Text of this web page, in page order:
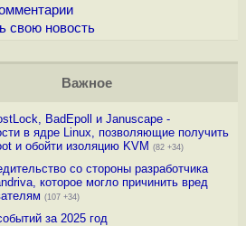
свою новость
Важное
BadEpoll и Januscape -
в ядре Linux, позволяющие получить
и обойти изоляцию KVM (82 +34)
со стороны разработчика
которое могло причинить вред
(107 +34)
за 2025 год